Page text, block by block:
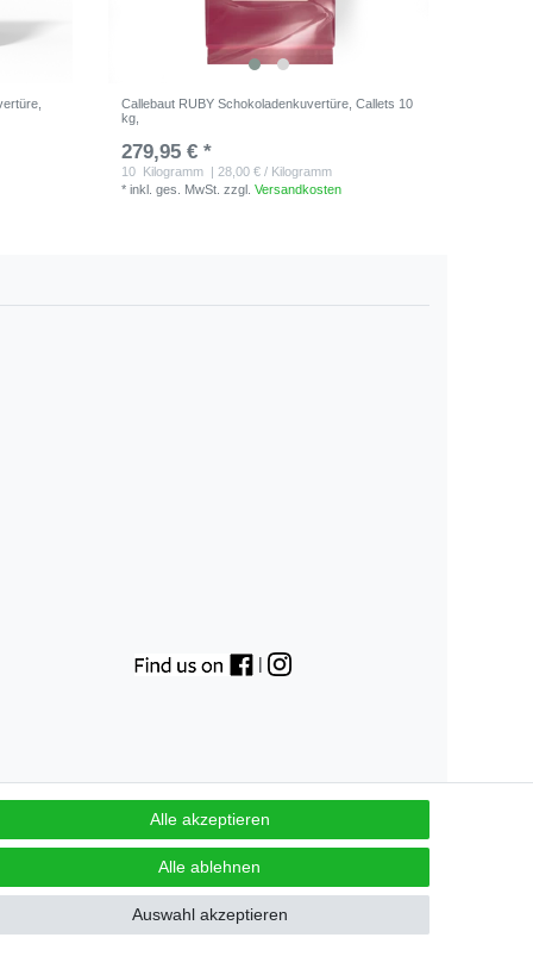
Callebaut RUBY Schokoladenkuvertüre, Callets 10
kg,
279,95 € *
10 Kilogramm | 28,00 € / Kilogramm
*inkl. ges. MwSt. zzgl.Versandkosten
|
Alle akzeptieren
Alle ablehnen
Auswahl akzeptieren